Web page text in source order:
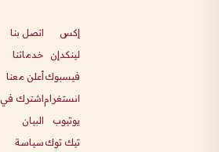
إكس
لينكدإن
فيسبوك
انستغرام
يوتيوب
تيك توك
اتصل بنا
خدماتنا
أعلن معنا
اشترك في
البيان
سياسة